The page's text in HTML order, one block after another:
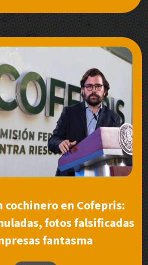
cochinero en Cofepris:
fotos falsificadas
fantasma